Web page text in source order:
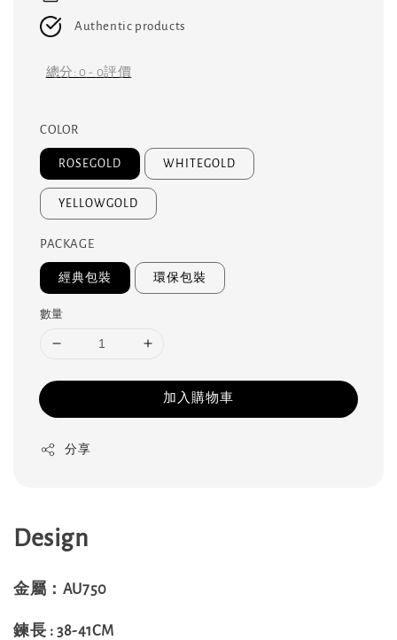
Authentic products
總分:0 - 0評價
COLOR
ROSEGOLD WHITEGOLD
YELLOWGOLD
PACKAGE
經典包裝 環保包裝
數量
加入購物車
分享
Design
金屬：AU750
鍊長 : 38-41CM